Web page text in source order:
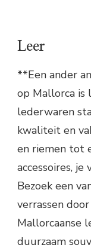
Leer
**Een ander
op Mallorca is
lederwaren
kwaliteit en
en riemen tot
accessoires,
Bezoek een
verrassen
Mallorcaanse
duurzaam